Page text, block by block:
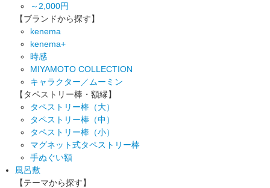
～2,000円
【ブランドから探す】
kenema
kenema+
時感
MIYAMOTO COLLECTION
キャラクター／ムーミン
【タペストリー棒・額縁】
タペストリー棒（大）
タペストリー棒（中）
タペストリー棒（小）
マグネット式タペストリー棒
手ぬぐい額
風呂敷
【テーマから探す】